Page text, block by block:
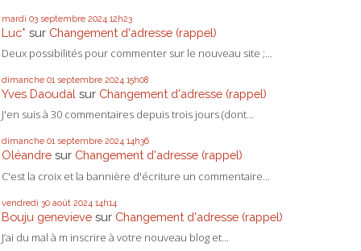
mardi 03 septembre 2024 12h23
Luc* sur Changement d'adresse (rappel)
Deux possibilités pour commenter sur le nouveau site ;...
dimanche 01 septembre 2024 15h08
Yves Daoudal sur Changement d'adresse (rappel)
J'en suis à 30 commentaires depuis trois jours (dont...
dimanche 01 septembre 2024 14h36
Oléandre sur Changement d'adresse (rappel)
C'est la croix et la bannière d'écriture un commentaire...
vendredi 30 août 2024 14h14
Bouju genevieve sur Changement d'adresse (rappel)
J’ai du mal à m inscrire à votre nouveau blog et...